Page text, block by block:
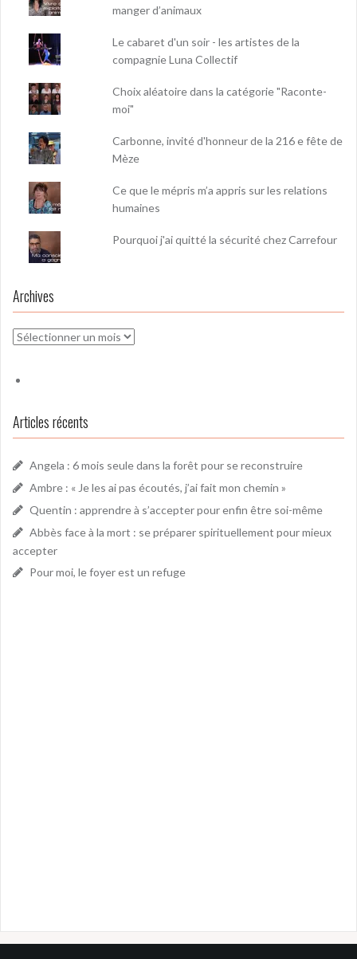
manger d’animaux
Le cabaret d'un soir - les artistes de la
compagnie Luna Collectif
Choix aléatoire dans la catégorie "Raconte-
moi"
Carbonne, invité d'honneur de la 216 e fête de
Mèze
Ce que le mépris m’a appris sur les relations
humaines
Pourquoi j'ai quitté la sécurité chez Carrefour
Archives
Archives
Articles récents
Angela : 6 mois seule dans la forêt pour se reconstruire
Ambre : « Je les ai pas écoutés, j’ai fait mon chemin »
Quentin : apprendre à s’accepter pour enfin être soi-même
Abbès face à la mort : se préparer spirituellement pour mieux
accepter
Pour moi, le foyer est un refuge